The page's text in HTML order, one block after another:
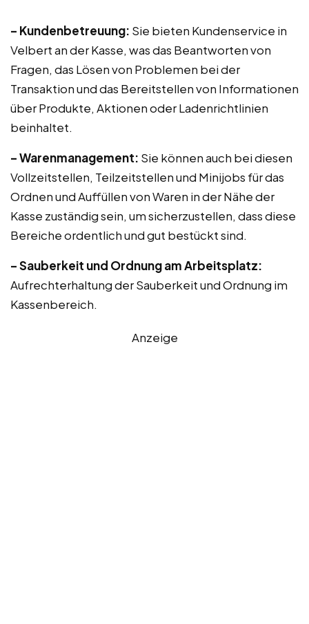
– Kundenbetreuung: Sie bieten Kundenservice in
Velbert an der Kasse, was das Beantworten von
Fragen, das Lösen von Problemen bei der
Transaktion und das Bereitstellen von Informationen
über Produkte, Aktionen oder Ladenrichtlinien
beinhaltet.
– Warenmanagement: Sie können auch bei diesen
Vollzeitstellen, Teilzeitstellen und Minijobs für das
Ordnen und Auffüllen von Waren in der Nähe der
Kasse zuständig sein, um sicherzustellen, dass diese
Bereiche ordentlich und gut bestückt sind.
– Sauberkeit und Ordnung am Arbeitsplatz:
Aufrechterhaltung der Sauberkeit und Ordnung im
Kassenbereich.
Anzeige